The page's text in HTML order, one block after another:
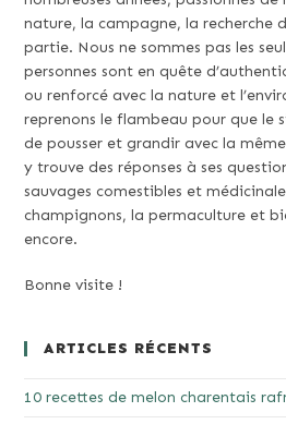
nature, la campagne, la recherche
partie. Nous ne sommes pas les
personnes sont en quête
ou renforcé avec la nature et
reprenons le flambeau pour que le
de pousser et grandir avec la
y trouve des réponses à ses
sauvages comestibles et
champignons, la permaculture et
encore.
Bonne visite !
ARTICLES RÉCENTS
10 recettes de melon charentais